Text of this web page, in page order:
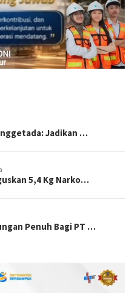
Jadikan …
5,4 Kg Narko…
Penuh Bagi PT …